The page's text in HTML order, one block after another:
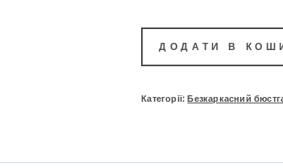
ДОДАТИ В
Категорії:Безкаркасний